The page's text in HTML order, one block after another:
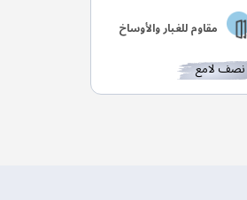
مقاوم للغبار والأوساخ
نصف لامع